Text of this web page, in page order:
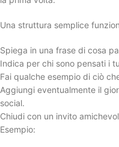
Una struttura semplice
Spiega in una frase di cosa
Indica per chi sono pensati i
Fai qualche esempio di ciò
Aggiungi eventualmente il
social.
Chiudi con un invito
Esempio: